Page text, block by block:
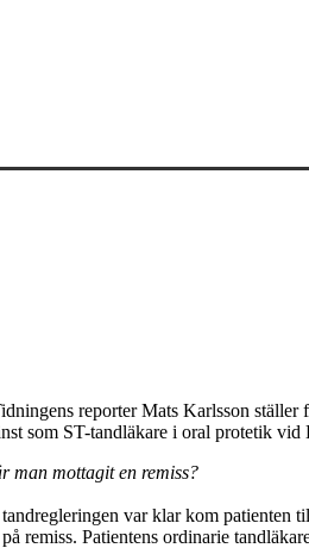
reporter Mats Karlsson
som ST-tandläkare i oral protetik
man mottagit en remiss?
var klar kom patienten
Patientens ordinarie